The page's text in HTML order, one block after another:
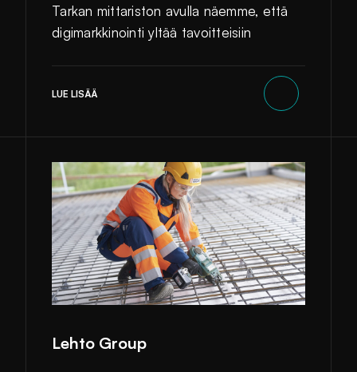
Tarkan mittariston avulla näemme, että
digimarkkinointi yltää tavoitteisiin
LUE LISÄÄ
Lehto Group